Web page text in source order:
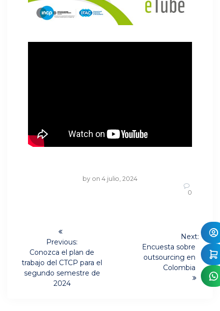
by on 4 julio, 2024
0
Navegación
entradas
Previous:
Previous
post:
Conozca el plan de
trabajo del CTCP para el
segundo semestre de
2024
Next:
Encuesta sobre
outsourcing en
Colombia